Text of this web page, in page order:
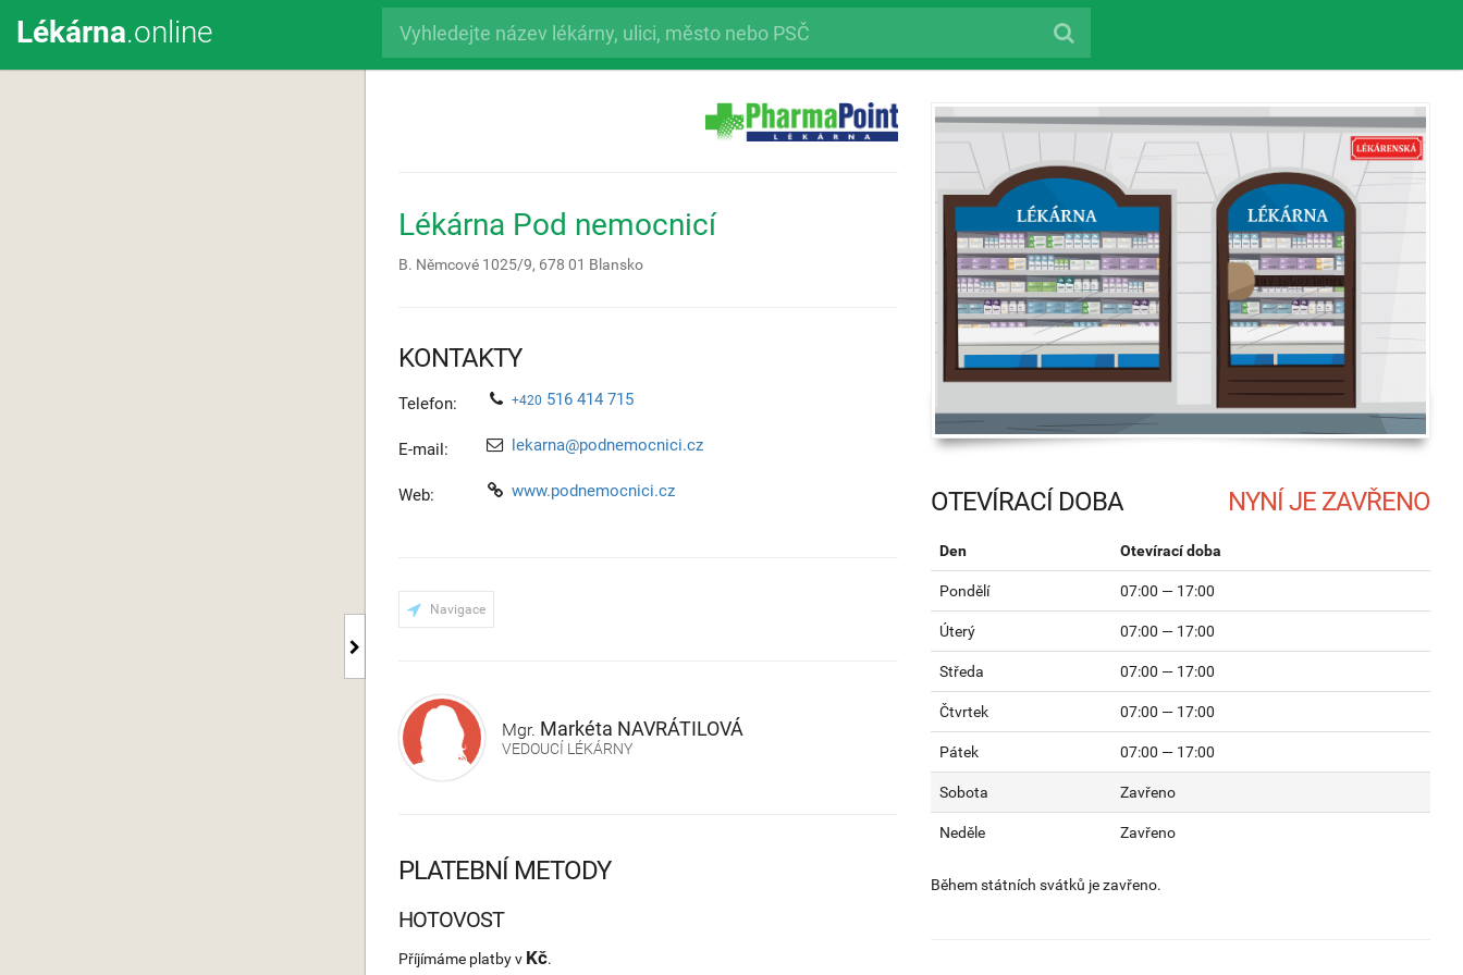
Lékárna.online
Lékárna Pod nemocnicí
B. Němcové 1025/9, 678 01 Blansko
KONTAKTY
Telefon: +420 516 414 715
E-mail: lekarna@podnemocnici.cz
Web: www.podnemocnici.cz
Navigace
Mgr. Markéta NAVRÁTILOVÁ
VEDOUCÍ LÉKÁRNY
OTEVÍRACÍ DOBA
Den Otevírací doba
Pondělí 07:00 — 17:00
Úterý 07:00 — 17:00
Středa 07:00 — 17:00
Čtvrtek 07:00 — 17:00
Pátek 07:00 — 17:00
Sobota Zavřeno
Neděle Zavřeno
Během státních svátků je zavřeno.
PLATEBNÍ METODY
HOTOVOST
Příjímáme platby v Kč.